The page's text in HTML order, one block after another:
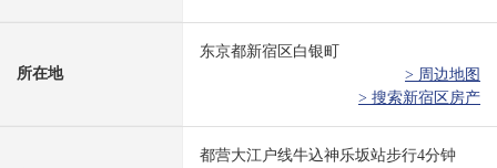
所在地
东京都新宿区白银町
> 周边地图
> 搜索新宿区房产
都营大江户线牛込神乐坂站步行4分钟